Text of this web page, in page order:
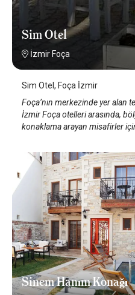
Sim Otel
İzmir Foça
Sim Otel, Foça İzmir
Foça’nın merkezinde yer alan
İzmir Foça otelleri arasında,
konaklama arayan misafirler
Sinem Hanım Konağı